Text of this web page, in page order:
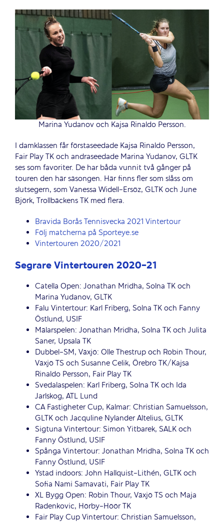
Marina Yudanov och Kajsa Rinaldo Persson.
I damklassen får förstaseedade Kajsa Rinaldo Persson,
Fair Play TK och andraseedade Marina Yudanov, GLTK
ses som favoriter. De har båda vunnit två gånger på
touren den här säsongen. Här finns fler som slåss om
slutsegern, som Vanessa Widell-Ersöz, GLTK och June
Björk, Trollbäckens TK med flera.
Bravida Borås Tennisvecka 2021 Vintertour
Följ matcherna på Sporteye.se
Vintertouren 2020/2021
Segrare Vintertouren 2020-21
Catella Open: Jonathan Mridha, Solna TK och
Marina Yudanov, GLTK
Falu Vintertour: Karl Friberg, Solna TK och Fanny
Östlund, USIF
Mälarspelen: Jonathan Mridha, Solna TK och Julita
Saner, Upsala TK
Dubbel-SM, Växjö: Olle Thestrup och Robin Thour,
Växjö TS och Susanne Celik, Örebro TK/Kajsa
Rinaldo Persson, Fair Play TK
Svedalaspelen: Karl Friberg, Solna TK och Ida
Jarlskog, ATL Lund
CA Fastigheter Cup, Kalmar: Christian Samuelsson,
GLTK och Jacquline Nylander Altelius, GLTK
Sigtuna Vintertour: Simon Yitbarek, SALK och
Fanny Östlund, USIF
Spånga Vintertour: Jonathan Mridha, Solna TK och
Fanny Östlund, USIF
Ystad indoors: John Hallquist-Lithén, GLTK och
Sofia Nami Samavati, Fair Play TK
XL Bygg Open: Robin Thour, Växjö TS och Maja
Radenkovic, Hörby-Höör TK
Fair Play Cup Vintertour: Christian Samuelsson,